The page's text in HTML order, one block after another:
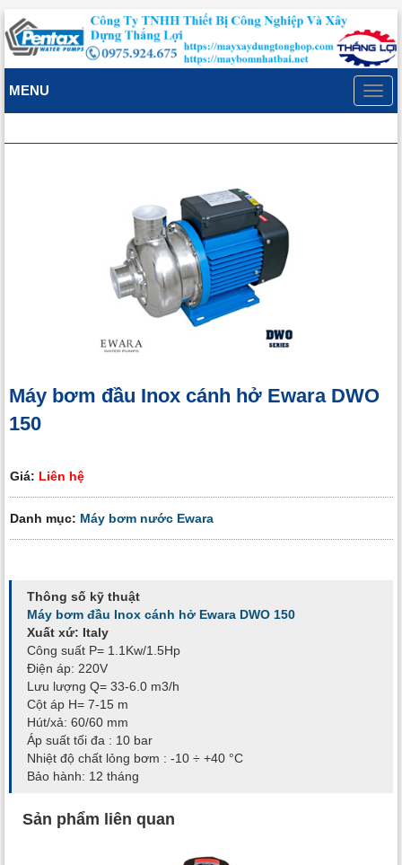
MENU
Máy bơm đầu Inox cánh hở Ewara DWO
150
Giá: Liên hệ
Danh mục: Máy bơm nước Ewara
Thông số kỹ thuật
Máy bơm đầu Inox cánh hở Ewara DWO 150
Xuất xứ: Italy
Công suất P= 1.1Kw/1.5Hp
Điện áp: 220V
Lưu lượng Q= 33-6.0 m3/h
Cột áp H= 7-15 m
Hút/xả: 60/60 mm
Áp suất tối đa : 10 bar
Nhiệt độ chất lỏng bơm : -10 ÷ +40 °C
Bảo hành: 12 tháng
Sản phẩm liên quan